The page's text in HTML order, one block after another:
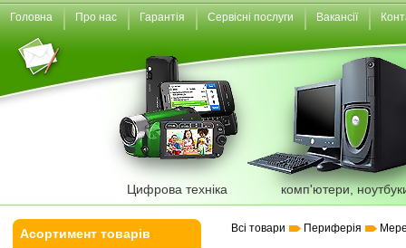
Головна Про нас Гарантія Сервісні послуги Вакансії
Цифрова техніка комп'ютери,
Асортимент товарів
Всі товари Периферія